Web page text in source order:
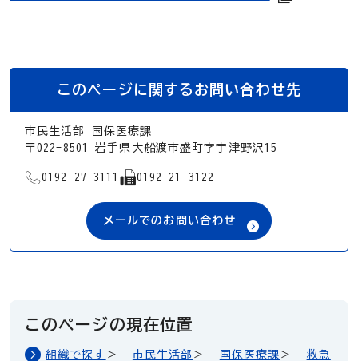
このページに関するお問い合わせ先
市民生活部 国保医療課
〒022-8501 岩手県大船渡市盛町字宇津野沢15
TEL
0192-27-3111 FAX
0192-21-3122
メールでのお問い合わせ
このページの現在位置
組織で探す 市民生活部 国保医療課 救急